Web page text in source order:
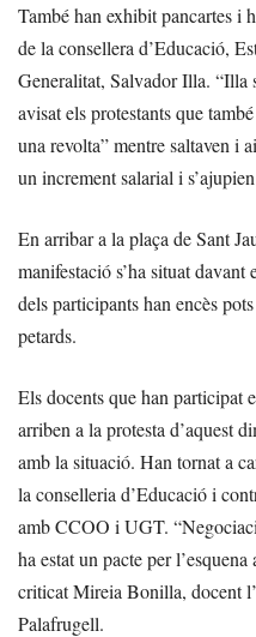
També han exhibit pancartes i
de la consellera d’Educació,
Generalitat, Salvador Illa. “Illa
avisat els protestants que
una revolta” mentre saltaven i
un increment salarial i
En arribar a la plaça de Sant
manifestació s’ha situat
dels participants han encès
petards.
Els docents que han participat
arriben a la protesta d’aquest
amb la situació. Han tornat a
la conselleria d’Educació i
amb CCOO i UGT.
ha estat un pacte per
criticat Mireia Bonilla, docent
Palafrugell.